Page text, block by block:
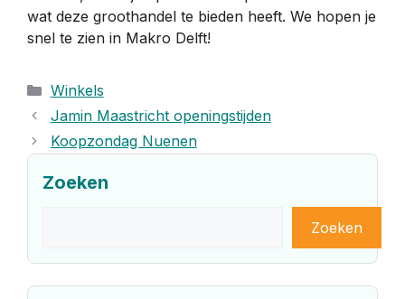
wat deze groothandel te bieden heeft. We hopen je
snel te zien in Makro Delft!
Categorieën
Winkels
Jamin Maastricht openingstijden
Koopzondag Nuenen
Zoeken
Zoeken